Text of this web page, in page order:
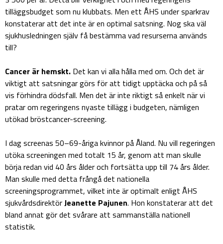
tilläggsbudget som nu klubbats. Men ett ÅHS under sparkrav
konstaterar att det inte är en optimal satsning. Nog ska väl
sjukhusledningen själv få bestämma vad resurserna används
till?
Cancer är hemskt. Det kan vi alla hålla med om. Och det är
viktigt att satsningar görs för att tidigt upptäcka och på så
vis förhindra dödsfall. Men det är inte riktigt så enkelt när vi
pratar om regeringens nyaste tillägg i budgeten, nämligen
utökad bröstcancer-screening.
I dag screenas 50–69-åriga kvinnor på Åland. Nu vill regeringen
utöka screeningen med totalt 15 år, genom att man skulle
börja redan vid 40 års ålder och fortsätta upp till 74 års ålder.
Man skulle med detta frångå det nationella
screeningsprogrammet, vilket inte är optimalt enligt ÅHS
sjukvårdsdirektörJeanette Pajunen. Hon konstaterar att det
bland annat gör det svårare att sammanställa nationell
statistik.